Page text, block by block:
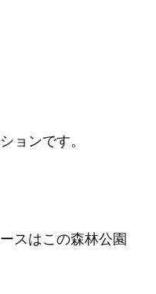
ョンです。
スはこの森林公園